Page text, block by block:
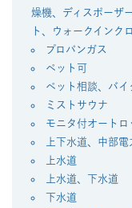
燥機、ディスポーザ
ト、ウォークインク
プロパンガス
ペット可
ペット相談、バイ
ミストサウナ
モニタ付オートロ
上下水道、中部
上水道
上水道、下水道
下水道